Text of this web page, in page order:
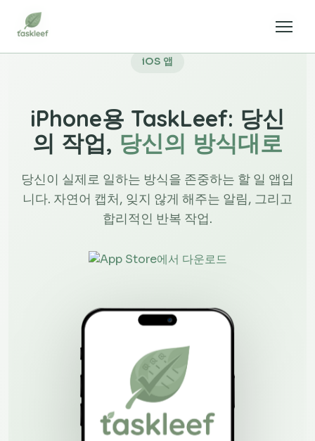
iOS 앱
iPhone용 TaskLeef: 당신
의 작업, 당신의 방식대로
당신이 실제로 일하는 방식을 존중하는 할 일 앱입
니다. 자연어 캡처, 잊지 않게 해주는 알림, 그리고
합리적인 반복 작업.